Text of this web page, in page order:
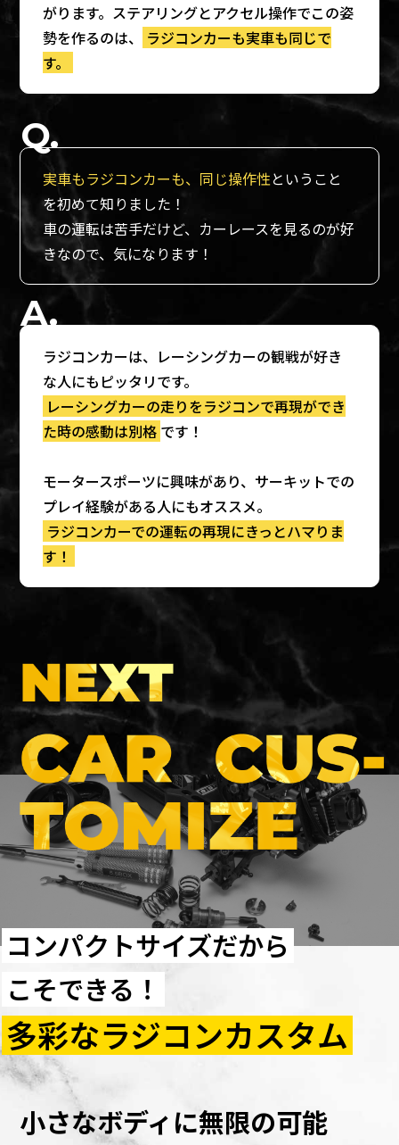
がります。ステアリングとアクセル操作でこの姿
勢を作るのは、
ラジコンカーも実車も同じで
す。
実車もラジコンカーも、同じ操作性ということ
を初めて知りました！
車の運転は苦手だけど、カーレースを見るのが好
きなので、気になります！
ラジコンカーは、レーシングカーの観戦が好き
な人にもピッタリです。
レーシングカーの走りをラジコンで再現ができ
た時の感動は別格 です！
モータースポーツに興味があり、サーキットでの
プレイ経験がある人にもオススメ。
ラジコンカーでの運転の再現にきっとハマりま
す！
コンパクトサイズだから
こそできる！
多彩なラジコンカスタム
小さなボディに無限の可能